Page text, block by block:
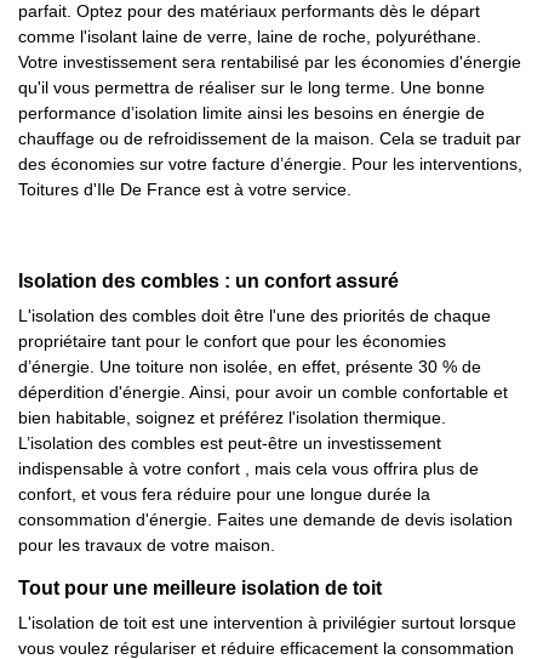
parfait. Optez pour des matériaux performants dès le départ
comme l'isolant laine de verre, laine de roche, polyuréthane.
Votre investissement sera rentabilisé par les économies d'énergie
qu'il vous permettra de réaliser sur le long terme. Une bonne
performance d’isolation limite ainsi les besoins en énergie de
chauffage ou de refroidissement de la maison. Cela se traduit par
des économies sur votre facture d’énergie. Pour les interventions,
Toitures d'Ile De France est à votre service.
Isolation des combles : un confort assuré
L'isolation des combles doit être l'une des priorités de chaque
propriétaire tant pour le confort que pour les économies
d’énergie. Une toiture non isolée, en effet, présente 30 % de
déperdition d'énergie. Ainsi, pour avoir un comble confortable et
bien habitable, soignez et préférez l'isolation thermique.
L’isolation des combles est peut-être un investissement
indispensable à votre confort , mais cela vous offrira plus de
confort, et vous fera réduire pour une longue durée la
consommation d'énergie. Faites une demande de devis isolation
pour les travaux de votre maison.
Tout pour une meilleure isolation de toit
L'isolation de toit est une intervention à privilégier surtout lorsque
vous voulez régulariser et réduire efficacement la consommation